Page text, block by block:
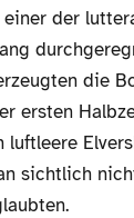
der
die
ersten
luftleere
sichtlich